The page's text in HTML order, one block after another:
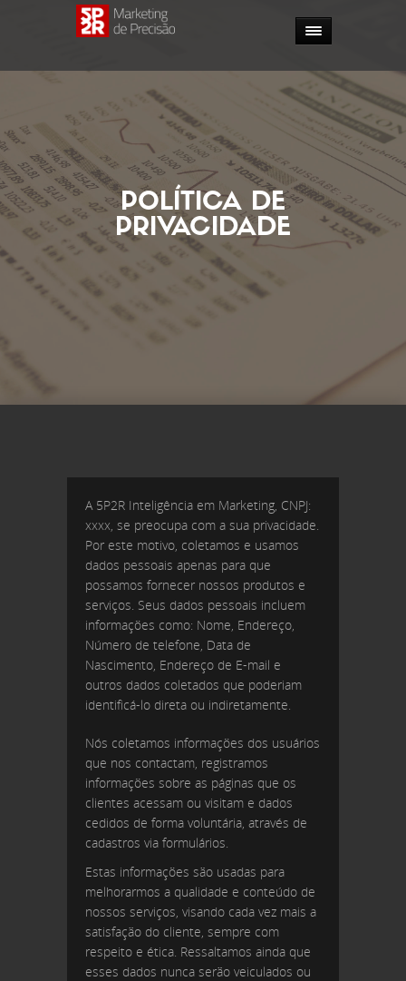
POLÍTICA DE
PRIVACIDADE
A 5P2R Inteligência em Marketing, CNPJ:
xxxx, se preocupa com a sua privacidade.
Por este motivo, coletamos e usamos
dados pessoais apenas para que
possamos fornecer nossos produtos e
serviços. Seus dados pessoais incluem
informações como: Nome, Endereço,
Número de telefone, Data de
Nascimento, Endereço de E-mail e
outros dados coletados que poderiam
identificá-lo direta ou indiretamente.
Nós coletamos informações dos usuários
que nos contactam, registramos
informações sobre as páginas que os
clientes acessam ou visitam e dados
cedidos de forma voluntária, através de
cadastros via formulários.
Estas informações são usadas para
melhorarmos a qualidade e conteúdo de
nossos serviços, visando cada vez mais a
satisfação do cliente, sempre com
respeito e ética. Ressaltamos ainda que
esses dados nunca serão veiculados ou